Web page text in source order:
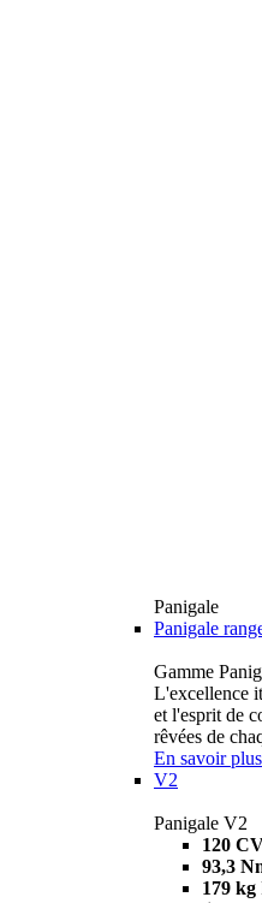
Panigale
Panigale
Gamme
L'excellence
et l'esprit de
rêvées de
En savoir plus
V2
Panigale V2
120
93,3
179 kg